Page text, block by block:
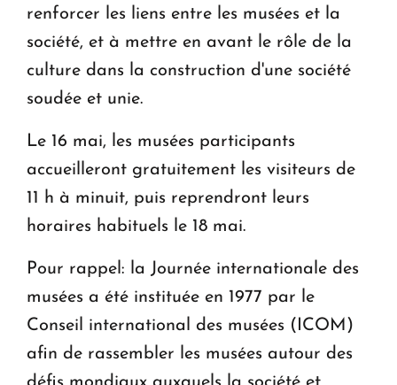
renforcer les liens entre les musées et la
société, et à mettre en avant le rôle de la
culture dans la construction d'une société
soudée et unie.
Le 16 mai, les musées participants
accueilleront gratuitement les visiteurs de
11 h à minuit, puis reprendront leurs
horaires habituels le 18 mai.
Pour rappel: la Journée internationale des
musées a été instituée en 1977 par le
Conseil international des musées (ICOM)
afin de rassembler les musées autour des